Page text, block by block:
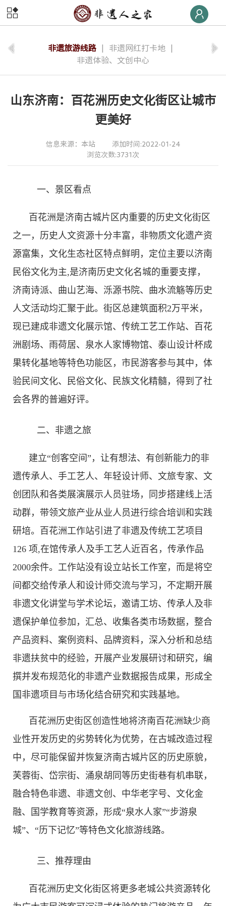
首页
非遗大学堂
旅游
非遗 后援团
非遗大数据
非遗旅游线路 非遗网红打卡地
非遗体验、文创中心
山东济南：百花洲历史文化街区让城市
更美好
信息来源：本站
添加时间:2022-01-24
浏览次数:3731次
一、景区看点
百花洲是济南古城片区内重要的历史文化街区
之一，历史人文资源十分丰富，非物质文化遗产资
源富集，文化生态社区特点鲜明，定位主要以济南
民俗文化为主,是济南历史文化名城的重要支撑，
济南诗派、曲山艺海、泺源书院、曲水流觞等历史
人文活动均汇聚于此。街区总建筑面积2万平米，
现已建成非遗文化展示馆、传统工艺工作站、百花
洲剧场、雨荷居、泉水人家博物馆、泰山设计杯成
果转化基地等特色功能区，市民游客参与其中，体
验民间文化、民俗文化、民族文化精髓，得到了社
会各界的普遍好评。
二、非遗之旅
建立“创客空间”，让有想法、有创新能力的非
遗传承人、手工艺人、年轻设计师、文旅专家、文
创团队和各类展演展示人员驻场，同步搭建线上活
动群，带领文旅产业从业人员进行综合培训和实践
研培。百花洲工作站引进了非遗及传统工艺项目
126 项,在馆传承人及手工艺人近百名，传承作品
2000余件。工作站没有设立站长工作室，而是将空
间都交给传承人和设计师交流与学习，不定期开展
非遗文化讲堂与学术论坛，邀请工坊、传承人及非
遗保护单位参加，汇总、收集各类市场数据，整合
产品资料、案例资料、品牌资料，深入分析和总结
非遗扶贫中的经验，开展产业发展研讨和研究，编
撰并发布规范化的非遗产业数据报告成果，形成全
国非遗项目与市场化结合研究和实践基地。
百花洲历史街区创造性地将济南百花洲缺少商
业性开发历史的劣势转化为优势，在古城改造过程
中，尽可能保留并恢复济南古城片区的历史原貌，
芙蓉街、岱宗街、涌泉胡同等历史街巷有机串联，
融合特色非遗、非遗文创、中华老字号、文化金
融、国学教育等资源，形成“泉水人家”“步游泉
城”、“历下记忆”等特色文化旅游线路。
三、推荐理由
百花洲历史文化街区将更多老城公共资源转化